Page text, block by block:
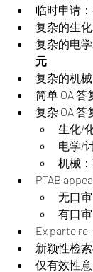
临时申请：
复杂的生
复杂的电
元
复杂的机械
简单 OA 答
复杂 OA 答
生化/
电学/
机械：
PTAB
无口审
有口审
Ex parte re-
新颖性检索
仅有效性意